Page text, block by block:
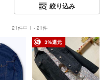
絞り込み
21件中 1 - 21件
3%還元